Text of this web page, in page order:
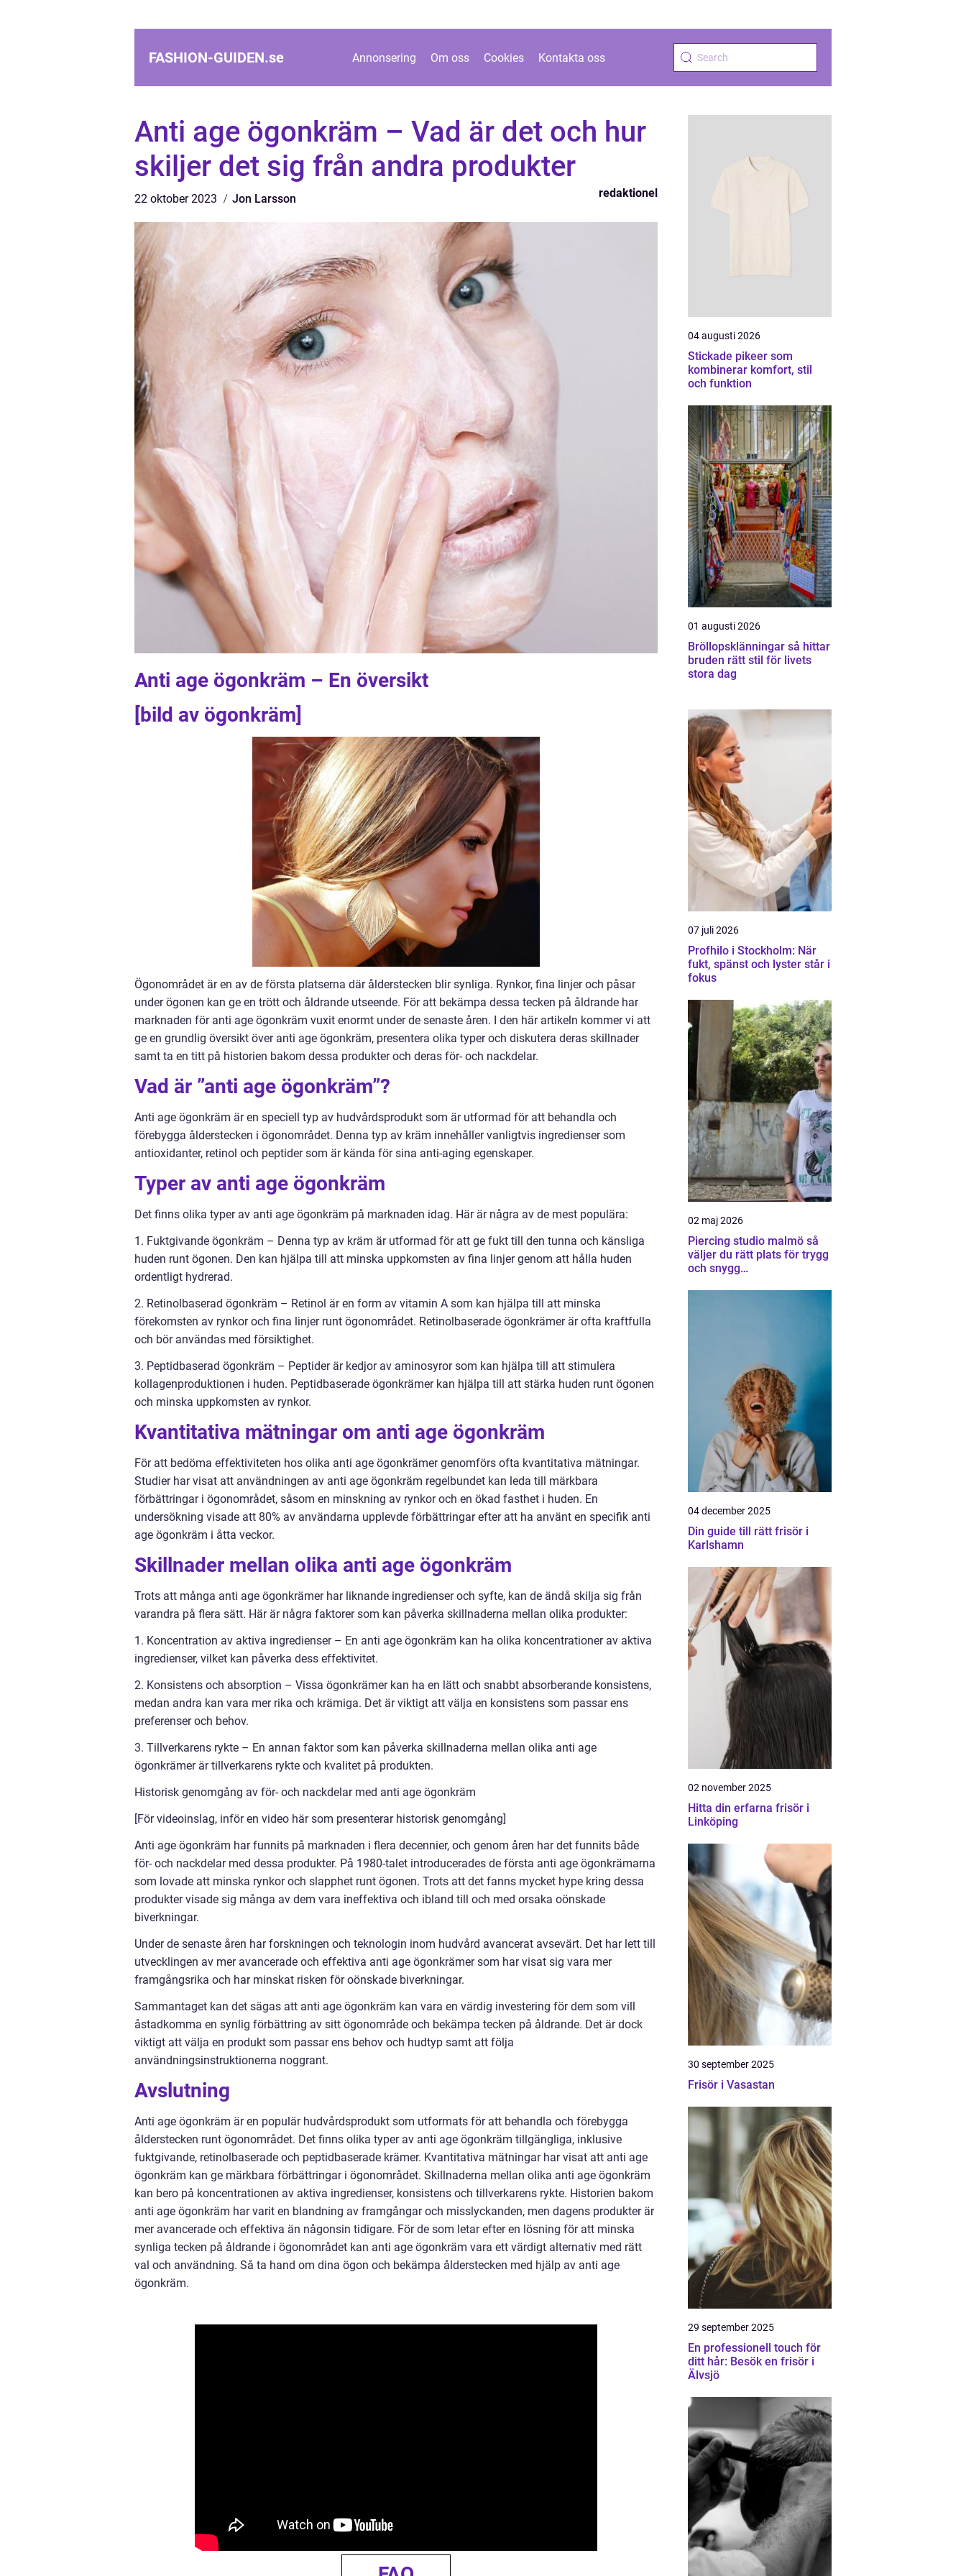
FASHION-GUIDEN.se Annonsering Om oss Cookies Kontakta oss
Anti age ögonkräm – Vad är det och hur
skiljer det sig från andra produkter
22 oktober 2023 Jon Larsson redaktionel
Anti age ögonkräm – En översikt
[bild av ögonkräm]
Ögonområdet är en av de första platserna där ålderstecken blir synliga. Rynkor, fina linjer och påsar
under ögonen kan ge en trött och åldrande utseende. För att bekämpa dessa tecken på åldrande har
marknaden för anti age ögonkräm vuxit enormt under de senaste åren. I den här artikeln kommer vi att
ge en grundlig översikt över anti age ögonkräm, presentera olika typer och diskutera deras skillnader
samt ta en titt på historien bakom dessa produkter och deras för- och nackdelar.
Vad är ”anti age ögonkräm”?
Anti age ögonkräm är en speciell typ av hudvårdsprodukt som är utformad för att behandla och
förebygga ålderstecken i ögonområdet. Denna typ av kräm innehåller vanligtvis ingredienser som
antioxidanter, retinol och peptider som är kända för sina anti-aging egenskaper.
Typer av anti age ögonkräm
Det finns olika typer av anti age ögonkräm på marknaden idag. Här är några av de mest populära:
1. Fuktgivande ögonkräm – Denna typ av kräm är utformad för att ge fukt till den tunna och känsliga
huden runt ögonen. Den kan hjälpa till att minska uppkomsten av fina linjer genom att hålla huden
ordentligt hydrerad.
2. Retinolbaserad ögonkräm – Retinol är en form av vitamin A som kan hjälpa till att minska
förekomsten av rynkor och fina linjer runt ögonområdet. Retinolbaserade ögonkrämer är ofta kraftfulla
och bör användas med försiktighet.
3. Peptidbaserad ögonkräm – Peptider är kedjor av aminosyror som kan hjälpa till att stimulera
kollagenproduktionen i huden. Peptidbaserade ögonkrämer kan hjälpa till att stärka huden runt ögonen
och minska uppkomsten av rynkor.
Kvantitativa mätningar om anti age ögonkräm
För att bedöma effektiviteten hos olika anti age ögonkrämer genomförs ofta kvantitativa mätningar.
Studier har visat att användningen av anti age ögonkräm regelbundet kan leda till märkbara
förbättringar i ögonområdet, såsom en minskning av rynkor och en ökad fasthet i huden. En
undersökning visade att 80% av användarna upplevde förbättringar efter att ha använt en specifik anti
age ögonkräm i åtta veckor.
Skillnader mellan olika anti age ögonkräm
Trots att många anti age ögonkrämer har liknande ingredienser och syfte, kan de ändå skilja sig från
varandra på flera sätt. Här är några faktorer som kan påverka skillnaderna mellan olika produkter:
1. Koncentration av aktiva ingredienser – En anti age ögonkräm kan ha olika koncentrationer av aktiva
ingredienser, vilket kan påverka dess effektivitet.
2. Konsistens och absorption – Vissa ögonkrämer kan ha en lätt och snabbt absorberande konsistens,
medan andra kan vara mer rika och krämiga. Det är viktigt att välja en konsistens som passar ens
preferenser och behov.
3. Tillverkarens rykte – En annan faktor som kan påverka skillnaderna mellan olika anti age
ögonkrämer är tillverkarens rykte och kvalitet på produkten.
Historisk genomgång av för- och nackdelar med anti age ögonkräm
[För videoinslag, inför en video här som presenterar historisk genomgång]
Anti age ögonkräm har funnits på marknaden i flera decennier, och genom åren har det funnits både
för- och nackdelar med dessa produkter. På 1980-talet introducerades de första anti age ögonkrämarna
som lovade att minska rynkor och slapphet runt ögonen. Trots att det fanns mycket hype kring dessa
produkter visade sig många av dem vara ineffektiva och ibland till och med orsaka oönskade
biverkningar.
Under de senaste åren har forskningen och teknologin inom hudvård avancerat avsevärt. Det har lett till
utvecklingen av mer avancerade och effektiva anti age ögonkrämer som har visat sig vara mer
framgångsrika och har minskat risken för oönskade biverkningar.
Sammantaget kan det sägas att anti age ögonkräm kan vara en värdig investering för dem som vill
åstadkomma en synlig förbättring av sitt ögonområde och bekämpa tecken på åldrande. Det är dock
viktigt att välja en produkt som passar ens behov och hudtyp samt att följa
användningsinstruktionerna noggrant.
Avslutning
Anti age ögonkräm är en populär hudvårdsprodukt som utformats för att behandla och förebygga
ålderstecken runt ögonområdet. Det finns olika typer av anti age ögonkräm tillgängliga, inklusive
fuktgivande, retinolbaserade och peptidbaserade krämer. Kvantitativa mätningar har visat att anti age
ögonkräm kan ge märkbara förbättringar i ögonområdet. Skillnaderna mellan olika anti age ögonkräm
kan bero på koncentrationen av aktiva ingredienser, konsistens och tillverkarens rykte. Historien bakom
anti age ögonkräm har varit en blandning av framgångar och misslyckanden, men dagens produkter är
mer avancerade och effektiva än någonsin tidigare. För de som letar efter en lösning för att minska
synliga tecken på åldrande i ögonområdet kan anti age ögonkräm vara ett värdigt alternativ med rätt
val och användning. Så ta hand om dina ögon och bekämpa ålderstecken med hjälp av anti age
ögonkräm.
04 augusti 2026
Stickade pikeer som
kombinerar komfort, stil
och funktion
01 augusti 2026
Bröllopsklänningar så hittar
bruden rätt stil för livets
stora dag
07 juli 2026
Profhilo i Stockholm: När
fukt, spänst och lyster står i
fokus
02 maj 2026
Piercing studio malmö så
väljer du rätt plats för trygg
och snygg
04 december 2025
Din guide till rätt frisör i
Karlshamn
02 november 2025
Hitta din erfarna frisör i
Linköping
30 september 2025
Frisör i Vasastan
29 september 2025
En professionell touch för
ditt hår: Besök en frisör i
Älvsjö